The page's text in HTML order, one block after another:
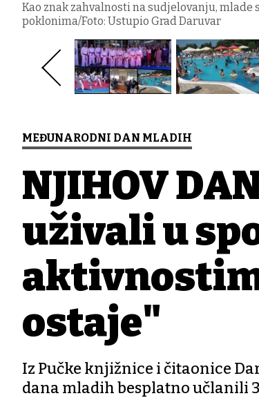
Kao znak zahvalnosti na sudjelovanju,
poklonima/Foto: Ustupio Grad Daruvar
MEĐUNARODNI DAN MLADIH
NJIHOV
uživali u
ostaje"
Iz Pučke knjižnice i čitaonice
dana mladih besplatno učlanili